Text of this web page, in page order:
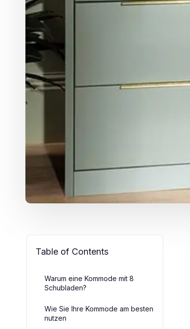
Table of Contents
Warum eine Kommode mit 8
Schubladen?
Wie Sie Ihre Kommode am besten
nutzen